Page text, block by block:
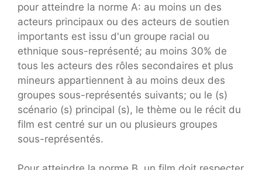
pour atteindre la norme A: au moins un des
acteurs principaux ou des acteurs de soutien
importants est issu d'un groupe racial ou
ethnique sous-représenté; au moins 30% de
tous les acteurs des rôles secondaires et plus
mineurs appartiennent à au moins deux des
groupes sous-représentés suivants; ou le (s)
scénario (s) principal (s), le thème ou le récit du
film est centré sur un ou plusieurs groupes
sous-représentés.